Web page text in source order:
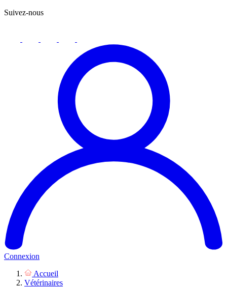
Suivez-nous
Connexion
Accueil
Vétérinaires